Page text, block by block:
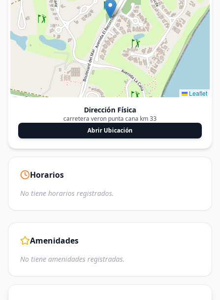
Leaflet
Dirección Física
carretera veron punta cana km 33
Abrir Ubicación
Horarios
No tiene horarios registrados.
Amenidades
No tiene amenidades registradas.